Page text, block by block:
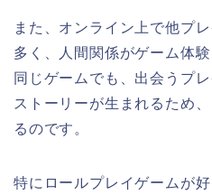
また、オンライン上で他プ
多く、人間関係がゲーム体
同じゲームでも、出会うプ
ストーリーが生まれるため
るのです。
特にロールプレイゲームが